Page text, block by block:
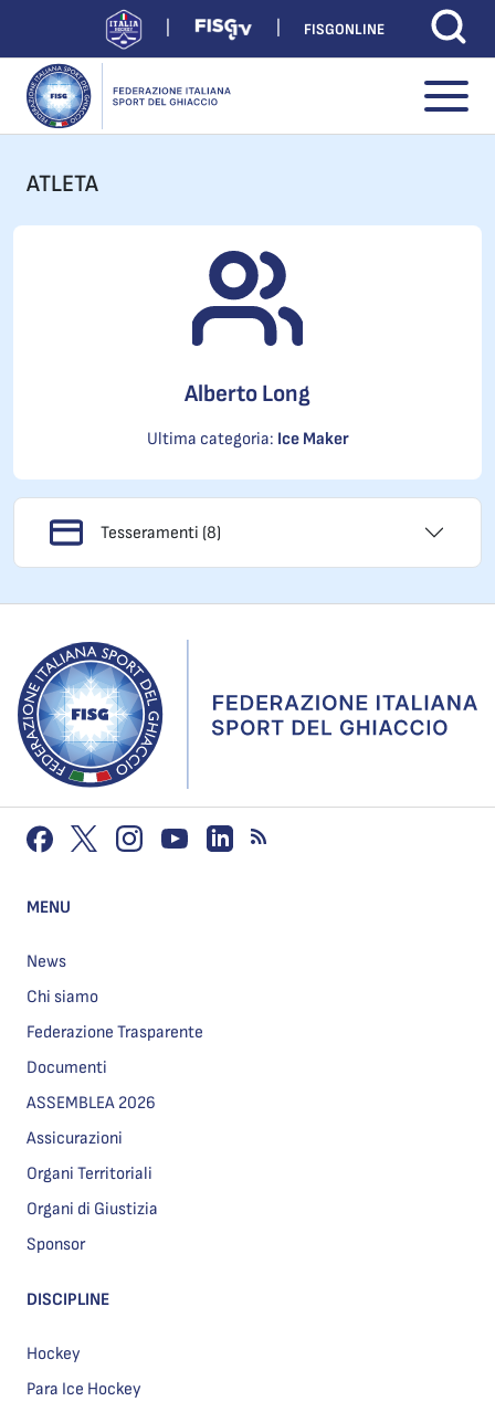
FISGONLINE
ATLETA
Alberto Long
Ultima categoria: Ice Maker
Tesseramenti (8)
MENU
News
Chi siamo
Federazione Trasparente
Documenti
ASSEMBLEA 2026
Assicurazioni
Organi Territoriali
Organi di Giustizia
Sponsor
DISCIPLINE
Hockey
Para Ice Hockey